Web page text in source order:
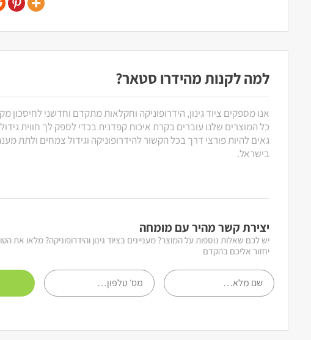
למה לקנות מהידרו סטאר?
אנו מספקים ציוד גינון, הידרופוניקה וחקלאות מתקדם וחדשני לחיסכון
כל המוצרים שלנו עוברים בקרת איכות קפדנית בכדי לספק לך חווית
גאים להיות פורצי דרך בכל הקשור להידרופוניקה וגידול צמחים ולתת
בישראל.
יצירת קשר מהיר עם מומחה
יש לכם שאלות נוספות על המוצר? מעניינים בציוד גינון והידרופוניקה? מלאו את
יחזור אליכם בהקדם